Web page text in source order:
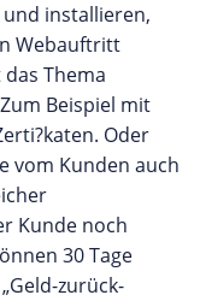
installieren,
Webauftritt
Thema
Beispiel mit
Oder
vom Kunden auch
Kunde noch
30 Tage
zurück-